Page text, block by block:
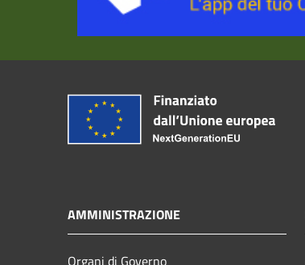
AMMINISTRAZIONE
Organi di Governo